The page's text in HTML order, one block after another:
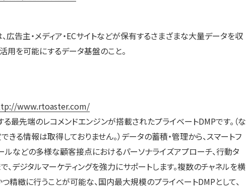
広告主・メディア・ECサイトなどが保有するさまざまな大量データを収
用を可能にするデータ基盤のこと。
www.rtoaster.com/
る最先端のレコメンドエンジンが搭載されたプライベートDMPです。（な
きる情報は取得しておりません。）データの蓄積・管理から、スマートフ
ルなどの多様な顧客接点におけるパーソナライズアプローチ、行動タ
、デジタルマーケティングを強力にサポートします。複数のチャネルを横
精緻に行うことが可能な、国内最大規模のプライベートDMPとして、